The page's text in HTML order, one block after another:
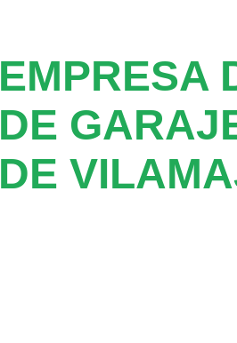
EMPRESA
DE
DE